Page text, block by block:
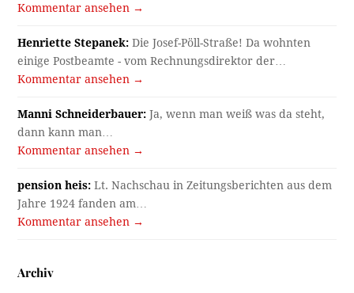
Kommentar ansehen →
Henriette Stepanek: Die Josef-Pöll-Straße! Da wohnten
einige Postbeamte - vom Rechnungsdirektor der…
Kommentar ansehen →
Manni Schneiderbauer: Ja, wenn man weiß was da steht,
dann kann man…
Kommentar ansehen →
pension heis: Lt. Nachschau in Zeitungsberichten aus dem
Jahre 1924 fanden am…
Kommentar ansehen →
Archiv